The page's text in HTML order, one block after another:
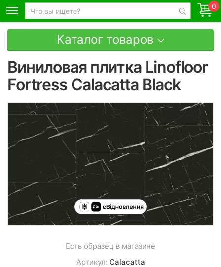
0
Каталог товаров
Виниловая плитка Linofloor
Fortress Calacatta Black
Есть образец в магазине
Артикул: Calacatta